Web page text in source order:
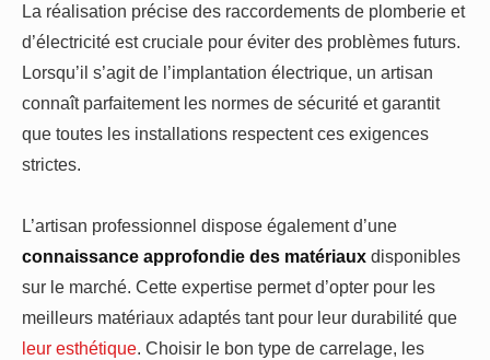
La réalisation précise des raccordements de plomberie et
d’électricité est cruciale pour éviter des problèmes futurs.
Lorsqu’il s’agit de l’implantation électrique, un artisan
connaît parfaitement les normes de sécurité et garantit
que toutes les installations respectent ces exigences
strictes.
L’artisan professionnel dispose également d’une
connaissance approfondie des matériaux disponibles
sur le marché. Cette expertise permet d’opter pour les
meilleurs matériaux adaptés tant pour leur durabilité que
leur esthétique. Choisir le bon type de carrelage, les